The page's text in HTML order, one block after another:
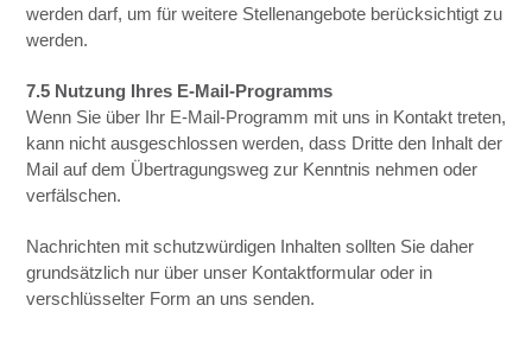
werden darf, um für weitere Stellenangebote berücksichtigt zu
werden.
7.5 Nutzung Ihres E-Mail-Programms
Wenn Sie über Ihr E-Mail-Programm mit uns in Kontakt treten,
kann nicht ausgeschlossen werden, dass Dritte den Inhalt der
Mail auf dem Übertragungsweg zur Kenntnis nehmen oder
verfälschen.
Nachrichten mit schutzwürdigen Inhalten sollten Sie daher
grundsätzlich nur über unser Kontaktformular oder in
verschlüsselter Form an uns senden.